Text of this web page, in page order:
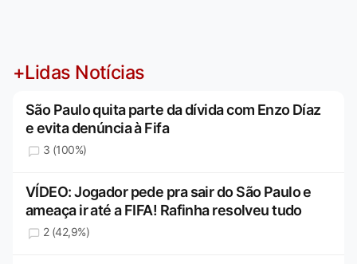
+Lidas Notícias
São Paulo quita parte da dívida com Enzo Díaz
e evita denúncia à Fifa
3 (100%)
VÍDEO: Jogador pede pra sair do São Paulo e
ameaça ir até a FIFA! Rafinha resolveu tudo
2 (42,9%)